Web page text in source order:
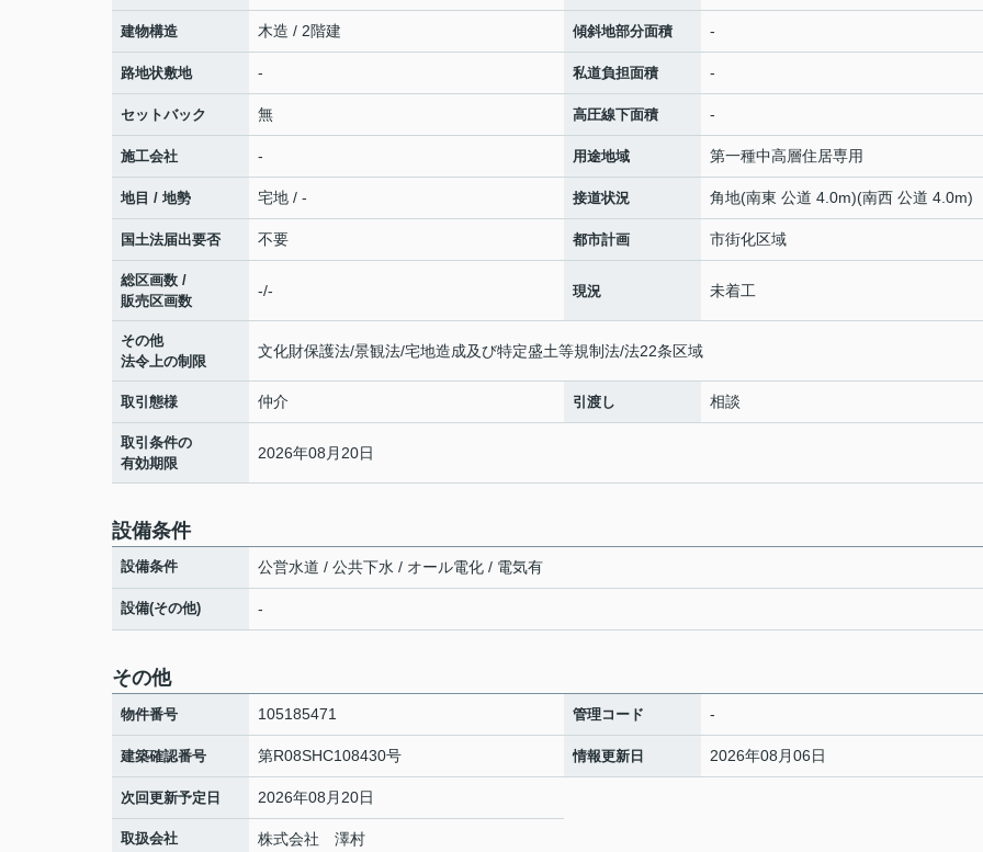
建物構造 木造 / 2階建 傾斜地部分面積 -
路地状敷地 - 私道負担面積 -
セットバック 無 高圧線下面積 -
施工会社 - 用途地域 第一種中高層住居専用
地目 / 地勢 宅地 / - 接道状況 角地(南東 公道 4.0m)(南西 公道 4.0m)
国土法届出要否 不要 都市計画 市街化区域
総区画数 /
販売区画数
-/- 現況 未着工
その他
法令上の制限
文化財保護法/景観法/宅地造成及び特定盛土等規制法/法22条区域
取引態様 仲介 引渡し 相談
取引条件の
有効期限
2026年08月20日
設備条件
設備条件 公営水道 / 公共下水 / オール電化 / 電気有
設備(その他) -
その他
物件番号 105185471 管理コード -
建築確認番号 第R08SHC108430号 情報更新日 2026年08月06日
次回更新予定日 2026年08月20日
取扱会社
株式会社 澤村